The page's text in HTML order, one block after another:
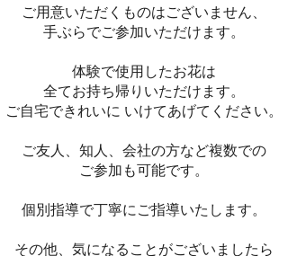
ご用意いただくものはございません、
手ぶらでご参加いただけます。
体験で使用したお花は
全てお持ち帰りいただけます。
ご自宅できれいに いけてあげてください。
ご友人、知人、会社の方など複数での
ご参加も可能です。
個別指導で丁寧にご指導いたします。
​その他、気になることがございましたら